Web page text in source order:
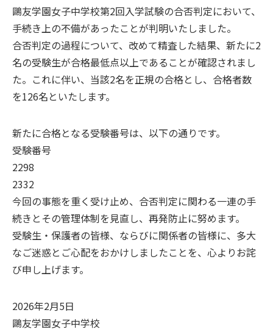
鷗友学園女子中学校第2回入学試験の合否判定において、
手続き上の不備があったことが判明いたしました。
合否判定の過程について、改めて精査した結果、新たに2
名の受験生が合格最低点以上であることが確認されまし
た。これに伴い、当該2名を正規の合格とし、合格者数
を126名といたします。
新たに合格となる受験番号は、以下の通りです。
受験番号
2298
2332
今回の事態を重く受け止め、合否判定に関わる一連の手
続きとその管理体制を見直し、再発防止に努めます。
受験生・保護者の皆様、ならびに関係者の皆様に、多大
なご迷惑とご心配をおかけしましたことを、心よりお詫
び申し上げます。
2026年2月5日
鷗友学園女子中学校